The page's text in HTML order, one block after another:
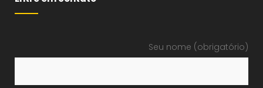
Seu nome (obrigatório)